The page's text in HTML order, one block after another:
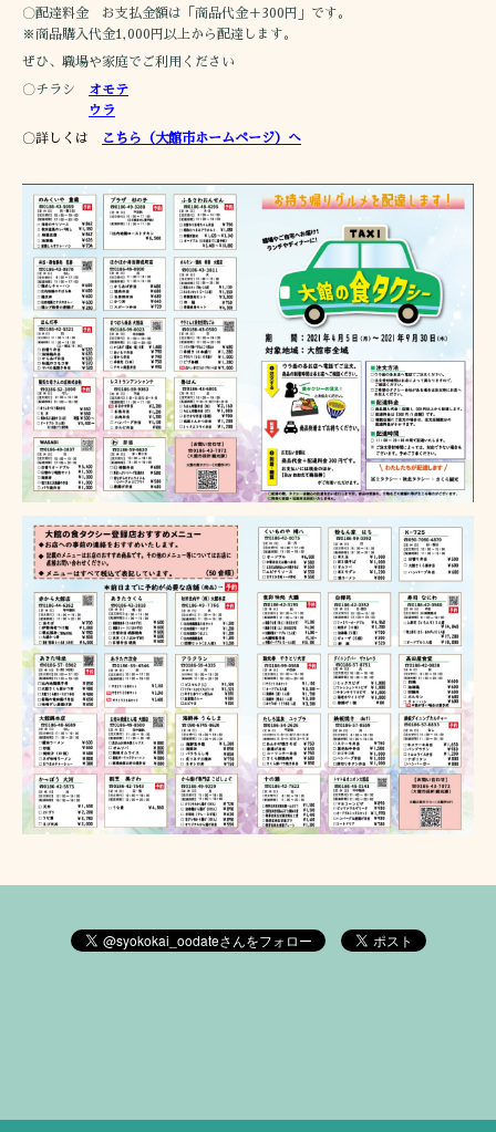
〇配達料金 お支払金額は「商品代金＋300円」です。
※商品購入代金1,000円以上から配達します。
ぜひ、職場や家庭でご利用ください
〇チラシ オモテ
ウラ
〇詳しくは こちら（大館市ホームページ）へ